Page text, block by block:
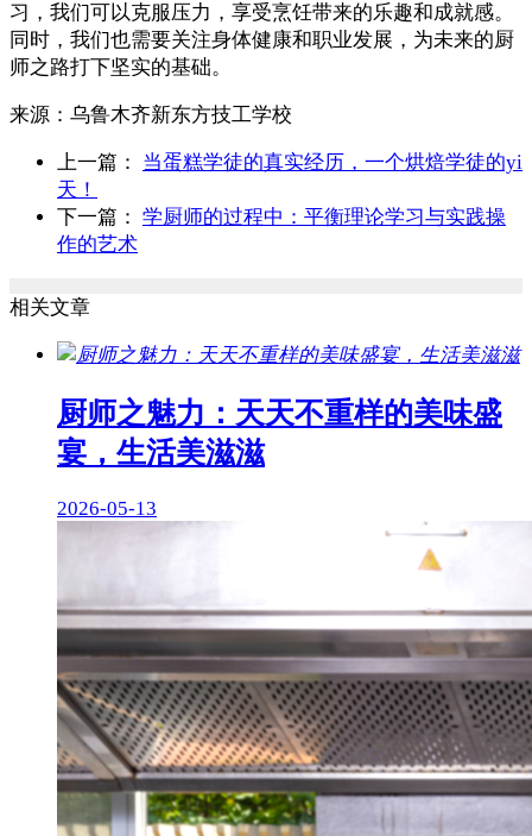
习，我们可以克服压力，享受烹饪带来的乐趣和成就感。
同时，我们也需要关注身体健康和职业发展，为未来的厨
师之路打下坚实的基础。
来源： 乌鲁木齐新东方技工学校
上一篇： 当蛋糕学徒的真实经历，一个烘焙学徒的yi
天！
下一篇： 学厨师的过程中：平衡理论学习与实践操
作的艺术
相关文章
厨师之魅力：天天不重样的美味盛
宴，生活美滋滋
2026-05-13